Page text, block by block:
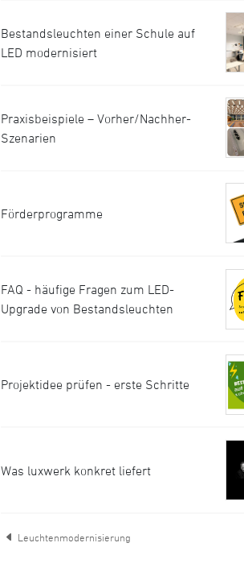
Bestandsleuchten einer Schule auf
LED modernisiert
Praxisbeispiele – Vorher/Nachher-
Szenarien
Förderprogramme
FAQ - häufige Fragen zum LED-
Upgrade von Bestandsleuchten
Projektidee prüfen - erste Schritte
Was luxwerk konkret liefert
Leuchtenmodernisierung